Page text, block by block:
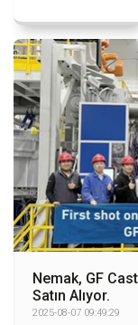
SEKTÖREL
Nemak, GF
Satın Alıyor.
2025-08-07 09:49:29